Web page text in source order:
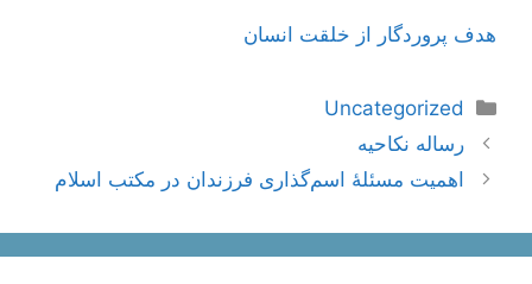
هدف پروردگار از خلقت انسان
دسته‌ها
Uncategorized
ناوبری
نوشته‌ها
رساله نکاحیه
اهمیت مسئلۀ اسم‌گذارى فرزندان در مكتب اسلام